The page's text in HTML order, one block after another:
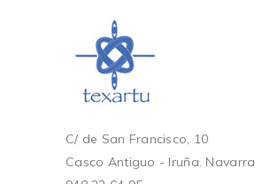
C/ de San Francisco, 10
Casco Antiguo - Iruña. Navarra